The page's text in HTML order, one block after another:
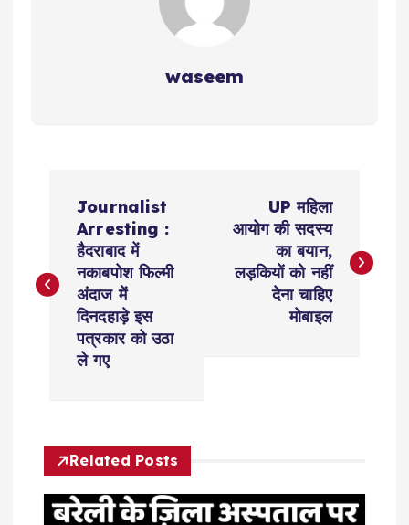
waseem
s
v
Journalist
Arresting :
हैदराबाद में
नकाबपोश फिल्मी
अंदाज में
दिनदहाड़े इस
पत्रकार को उठा
ले गए
UP महिला
आयोग की सदस्य
का बयान,
लड़कियों को नहीं
देना चाहिए
मोबाइल
Related Posts